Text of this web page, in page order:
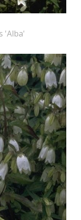
'Alba'